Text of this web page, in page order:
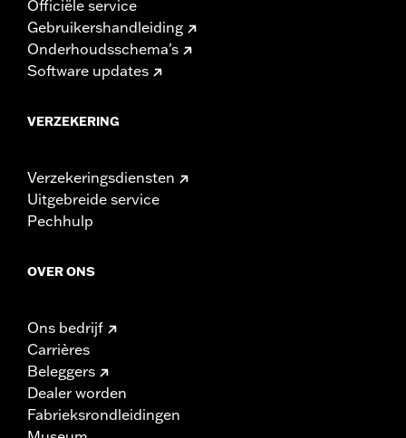
Officiële service
Gebruikershandleiding
Onderhoudsschema's
Software updates
VERZEKERING
Verzekeringsdiensten
Uitgebreide service
Pechhulp
OVER ONS
Ons bedrijf
Carrières
Beleggers
Dealer worden
Fabrieksrondleidingen